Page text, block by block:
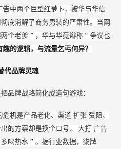
告中两个巨型红萝卜，被华与华信
彻底消解了商务男装的严肃性。当网
个老爹 ” ，华与华竟辩称 “ 争议也
的逻辑，与流量乞丐何异？
代品牌灵魂
品牌战略简化成造句游戏：
危机是产品老化、渠道 扩张 受阻、
的方案却是换个口号、 大打 广告
多喝热水 ” 。据行业数据，柒牌